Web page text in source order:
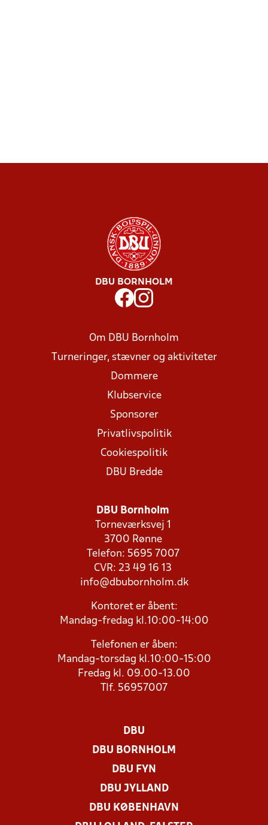
DBU BORNHOLM
Om DBU Bornholm
Turneringer, stævner og aktiviteter
Dommere
Klubservice
Sponsorer
Privatlivspolitik
Cookiespolitik
DBU Bredde
DBU Bornholm
Torneværksvej 1
3700 Rønne
Telefon: 5695 7007
CVR: 23 49 16 13
info@dbubornholm.dk
Kontoret er åbent:
Mandag-fredag kl.10:00-14:00
Telefonen er åben:
Mandag-torsdag kl.10:00-15:00
Fredag kl. 09.00-13.00
Tlf. 56957007
DBU
DBU BORNHOLM
DBU FYN
DBU JYLLAND
DBU KØBENHAVN